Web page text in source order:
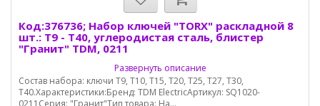
Код:376736; Набор ключей "TORX" раскладной 8
шт.: T9 - T40, углеродистая сталь, блистер
"Гранит" TDМ, 0211
Развернуть описание
Состав набора: ключи T9, T10, T15, T20, T25, T27, T30,
T40.Характеристики:Бренд: TDM ElectricАртикул: SQ1020-
0211Серия: "Гранит"Тип товара: На...